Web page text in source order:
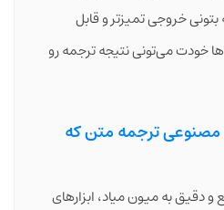
خروجی تمیزتر و قابل
خودت می‌تونی نتیجه ترجمه رو
ترجمه متن که
دقیق به میون میاد، ابزارهای